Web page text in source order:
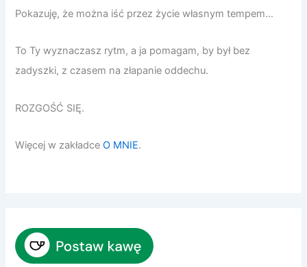
Pokazuję, że można iść przez życie własnym tempem…
To Ty wyznaczasz rytm, a ja pomagam, by był bez
zadyszki, z czasem na złapanie oddechu.
ROZGOŚĆ SIĘ.
Więcej w zakładceO MNIE.